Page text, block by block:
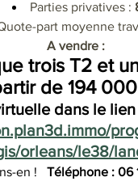
Parties privatives :
part moyenne
A vendre :
trois T2 et
de 194
dans le
orleans/le38/
en ! Téléphone : 06